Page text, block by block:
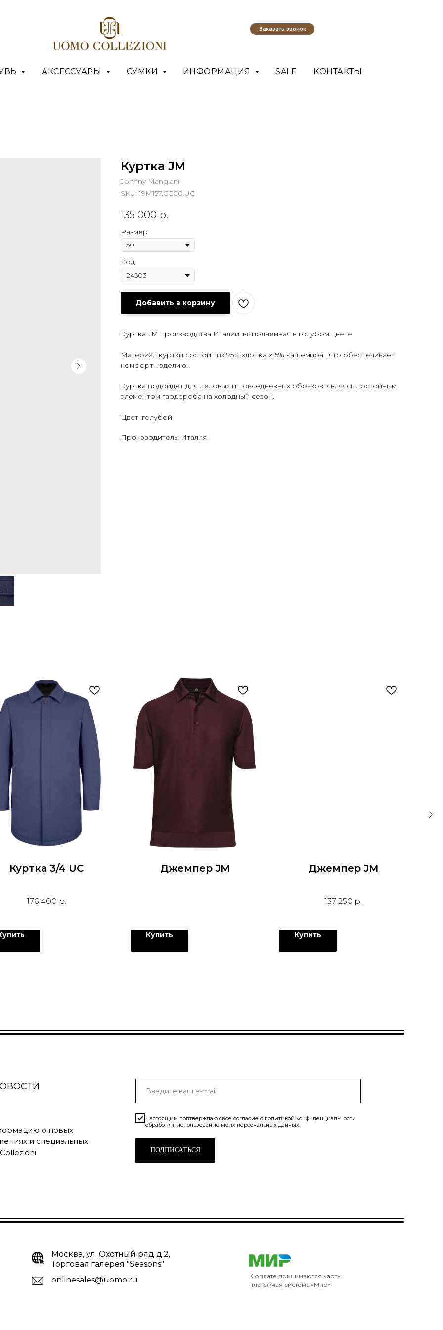
АКСЕССУАРЫ СУМКИ ИНФОРМАЦИЯ SALE КОНТАКТЫ
Заказать звонок
Куртка JM
Johnny Manglani
SKU: 19M157.CC00.UC
135 000 р.
Размер
Код
Добавить в корзину
Куртка JM производства Италии, выполненная в голубом цвете
Материал куртки состоит из 95% хлопка и 5% кашемира , что обеспечивает
комфорт изделию.
Куртка подойдет для деловых и повседневных образов, являясь достойным
элементом гардероба на холодный сезон.
Цвет: голубой
Производитель: Италия
Куртка 3/4 UC
176 400 р.
Джемпер JM
Купить
Джемпер JM
137 250 р.
Купить
Настоящим подтверждаю свое согласие с политикой конфиденциальности
обработки, использование моих персональных данных.
ПОДПИСАТЬСЯ
о новых
и специальных
onlinesales@uomo.ru
Москва, ул. Охотный ряд д.2,
Торговая галерея "Seasons"
К оплате принимаются карты
платежная система «Мир»